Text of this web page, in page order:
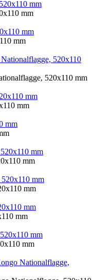
mm
mm
520x110 mm
mm
mm
mm
mm
mm